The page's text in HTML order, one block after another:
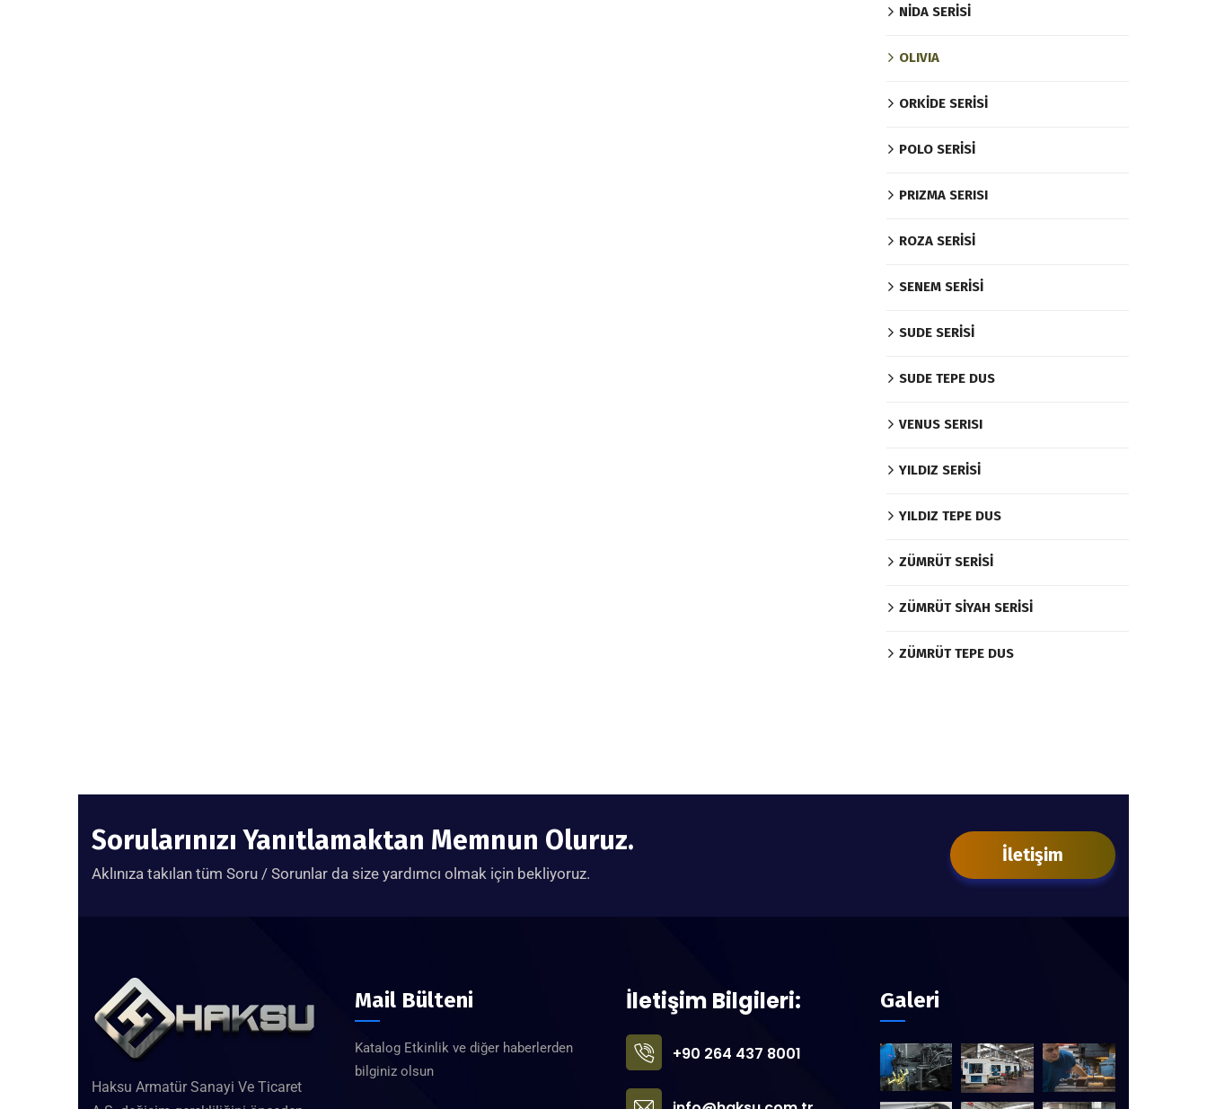
NİDA SERİSİ
OLIVIA
ORKİDE SERİSİ
POLO SERİSİ
PRIZMA SERISI
ROZA SERİSİ
SENEM SERİSİ
SUDE SERİSİ
SUDE TEPE DUS
VENUS SERISI
YILDIZ SERİSİ
YILDIZ TEPE DUS
ZÜMRÜT SERİSİ
ZÜMRÜT SİYAH SERİSİ
ZÜMRÜT TEPE DUS
Sorularınızı Yanıtlamaktan Memnun Oluruz.
Aklınıza takılan tüm Soru / Sorunlar da size yardımcı olmak için bekliyoruz.
İletişim
Haksu Armatür Sanayi Ve Ticaret
Mail Bülteni
Katalog Etkinlik ve diğer haberlerden
bilginiz olsun
İletişim Bilgileri:
+90 264 437 8001
Galeri